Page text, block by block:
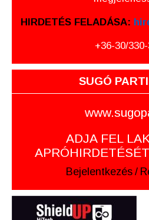
HIRDETÉS FELADÁSA:
+36-30/
SUGÓ
ADJA FEL
Bejelentkezés /